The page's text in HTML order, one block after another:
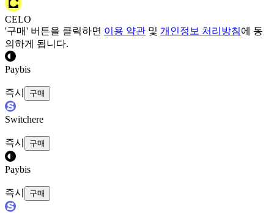
CELO
'구매' 버튼을 클릭하면 이용 약관 및 개인정보 처리방침에 동
의하게 됩니다.
Paybis
즉시 구매
Switchere
즉시 구매
Paybis
즉시 구매